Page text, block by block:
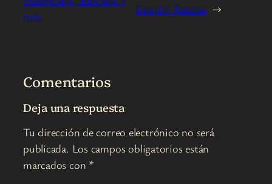
más
Escribir Relatos →
Comentarios
Deja una respuesta
Tu dirección de correo electrónico no será
publicada. Los campos obligatorios están
marcados con *